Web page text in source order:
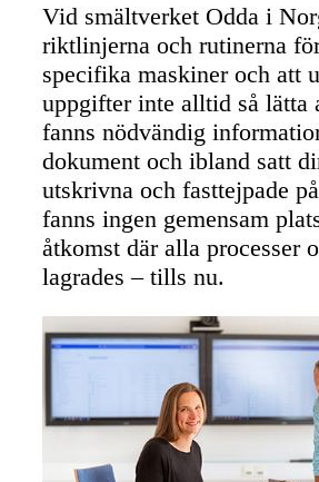
Vid smältverket Odda i
riktlinjerna och rutinerna
specifika maskiner och att
uppgifter inte alltid så lätta
fanns nödvändig
dokument och ibland satt
utskrivna och fasttejpade
fanns ingen gemensam
åtkomst där alla processer
lagrades – tills nu.